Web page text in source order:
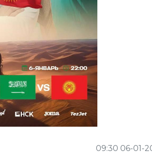
09:30 06-01-